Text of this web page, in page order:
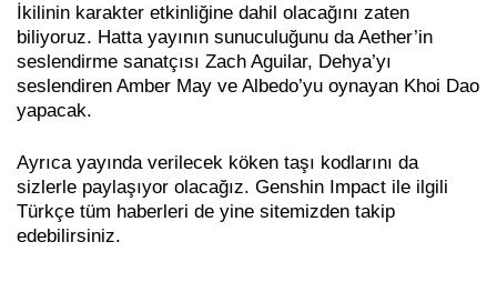
İkilinin karakter etkinliğine dahil olacağını zaten
biliyoruz. Hatta yayının sunuculuğunu da Aether’in
seslendirme sanatçısı Zach Aguilar, Dehya’yı
seslendiren Amber May ve Albedo’yu oynayan Khoi Dao
yapacak.
Ayrıca yayında verilecek köken taşı kodlarını da
sizlerle paylaşıyor olacağız. Genshin Impact ile ilgili
Türkçe tüm haberleri de yine sitemizden takip
edebilirsiniz.